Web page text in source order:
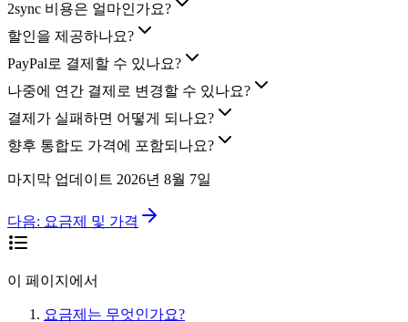
2sync 비용은 얼마인가요?
할인을 제공하나요?
PayPal로 결제할 수 있나요?
나중에 연간 결제로 변경할 수 있나요?
결제가 실패하면 어떻게 되나요?
향후 통합도 가격에 포함되나요?
마지막 업데이트 2026년 8월 7일
다음: 요금제 및 가격
이 페이지에서
요금제는 무엇인가요?